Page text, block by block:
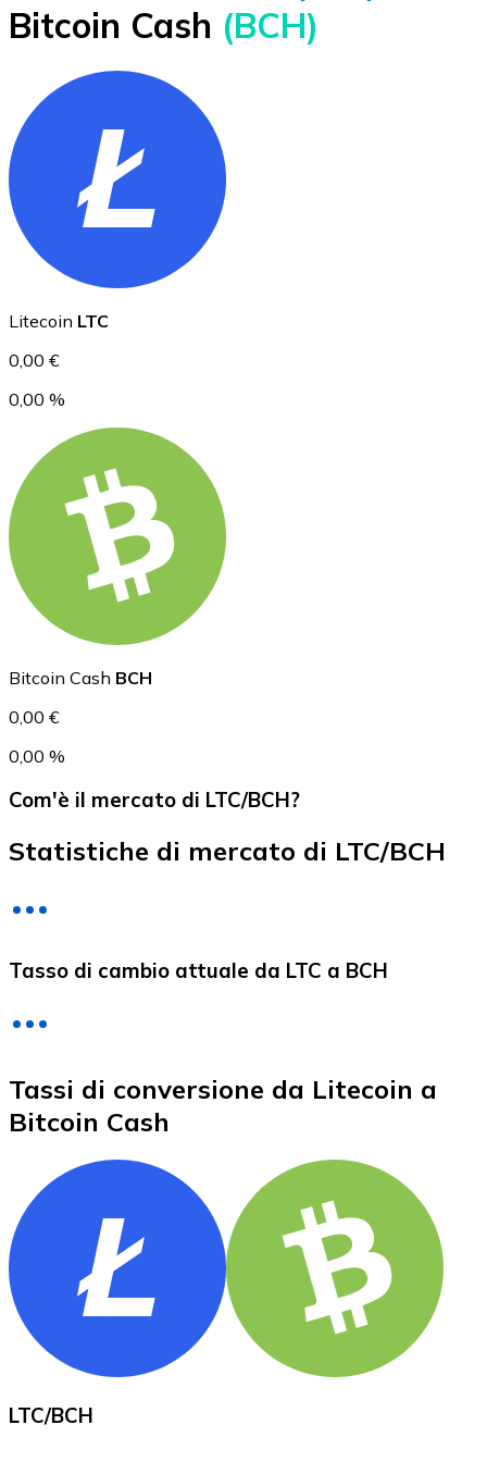
BTC
Ethereum
ETH
USD Coin
USDC
XRP
Bitcoin Cash (BCH)
Litecoin LTC
0,00 €
0,00 %
Bitcoin Cash BCH
0,00 €
0,00 %
Com'è il mercato di LTC/BCH?
Statistiche di mercato di LTC/BCH
Tasso di cambio attuale da LTC a BCH
Tassi di conversione da Litecoin a
Bitcoin Cash
LTC/BCH